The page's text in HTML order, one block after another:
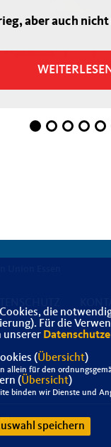
aber auch
WEITERLESEN
die
Für die
unserer
(Übersicht)
allein für den
(Übersicht)
binden wir Dienste und
speichern